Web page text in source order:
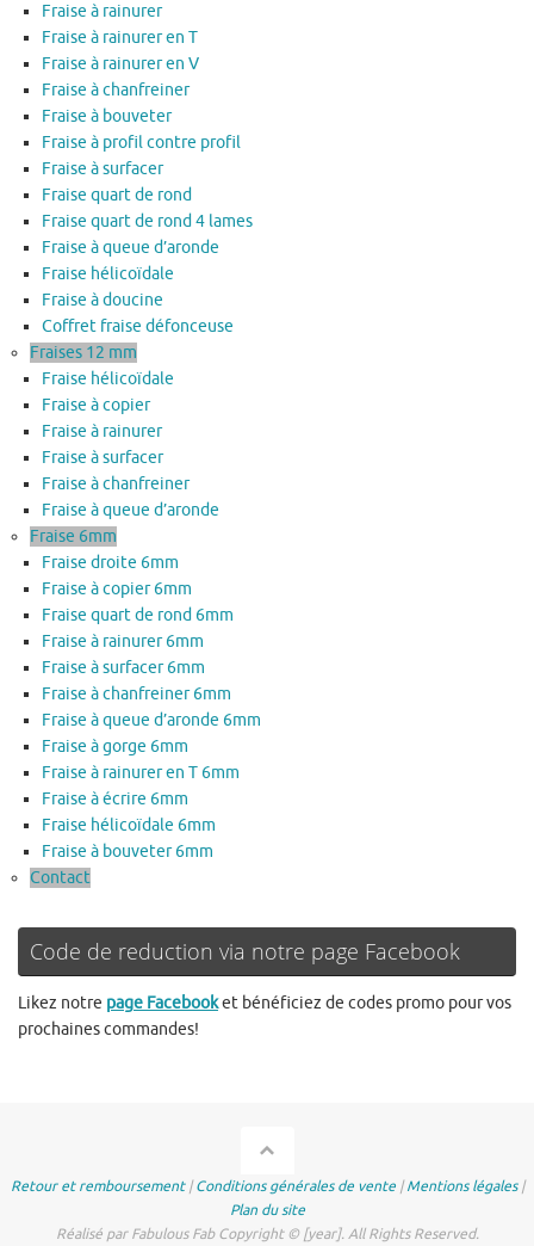
Fraise à rainurer
Fraise à rainurer en T
Fraise à rainurer en V
Fraise à chanfreiner
Fraise à bouveter
Fraise à profil contre profil
Fraise à surfacer
Fraise quart de rond
Fraise quart de rond 4 lames
Fraise à queue d’aronde
Fraise hélicoïdale
Fraise à doucine
Coffret fraise défonceuse
Fraises 12 mm
Fraise hélicoïdale
Fraise à copier
Fraise à rainurer
Fraise à surfacer
Fraise à chanfreiner
Fraise à queue d’aronde
Fraise 6mm
Fraise droite 6mm
Fraise à copier 6mm
Fraise quart de rond 6mm
Fraise à rainurer 6mm
Fraise à surfacer 6mm
Fraise à chanfreiner 6mm
Fraise à queue d’aronde 6mm
Fraise à gorge 6mm
Fraise à rainurer en T 6mm
Fraise à écrire 6mm
Fraise hélicoïdale 6mm
Fraise à bouveter 6mm
Contact
Code de reduction via notre page Facebook
Likez notre page Facebooket bénéficiez de codes promo pour vos
prochaines commandes!
Retour et remboursement|Conditions générales de vente|Mentions légales|
Plan du site
Réalisé par Fabulous Fab Copyright © [year]. All Rights Reserved.